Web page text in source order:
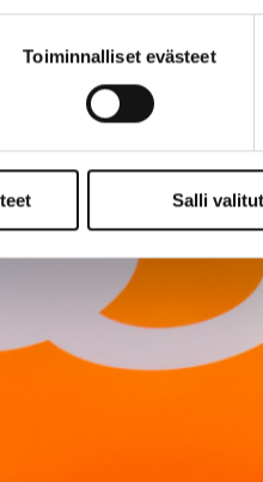
osa sivuston toimintaa
Toiminnalliset evästeet
Salli